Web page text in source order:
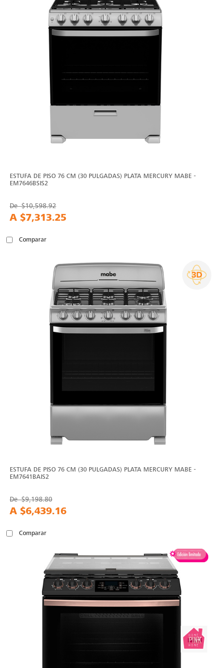
ESTUFA DE PISO 76 CM (30 PULGADAS) PLATA MERCURY MABE -
EM7646BSIS2
De$10,598.92
A $7,313.25
Comparar
ESTUFA DE PISO 76 CM (30 PULGADAS) PLATA MERCURY MABE -
EM7641BAIS2
De$9,198.80
A $6,439.16
Comparar